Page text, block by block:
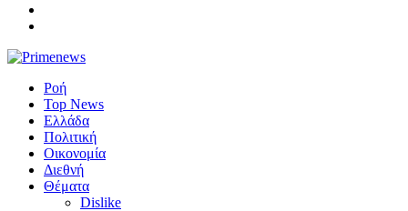
Ροή
Top News
Ελλάδα
Πολιτική
Οικονομία
Διεθνή
Θέματα
Dislike